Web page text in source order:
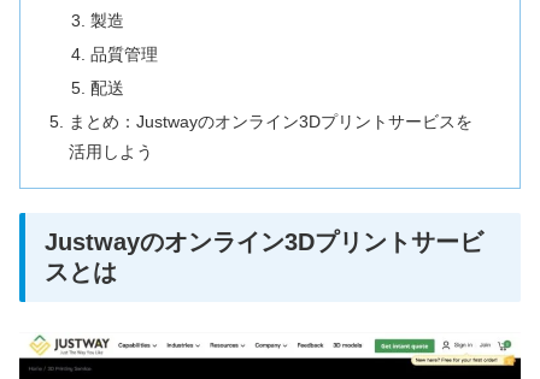
製造
品質管理
配送
まとめ：Justwayのオンライン3Dプリントサービスを
活用しよう
Justwayのオンライン3Dプリントサービ
スとは